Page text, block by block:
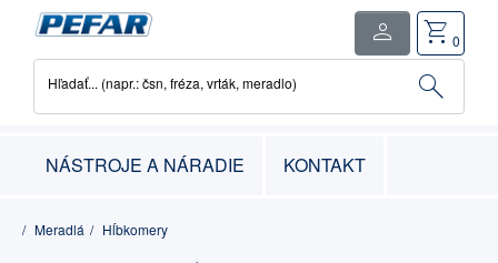
search
Hľadať... (napr.: čsn, fréza, vrták, meradlo)
shopping_cart 0
person
NÁSTROJE A NÁRADIE KONTAKT
close
položka
0.00€
Meradlá Hĺbkomery